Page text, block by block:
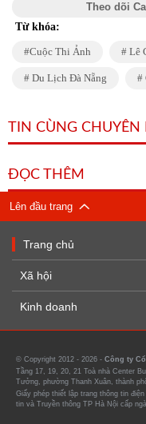
Theo dõi
Từ khóa:
Cuộc Thi Ảnh Lê
Du Lịch Đà Nẵng
TIN CÙNG CHUYÊN
ĐỌC THÊM
Lên đầu trang
Trang chủ
Xã hội
Kinh doanh
© Copyright 2012 - 2026 - Công ty
Tầng 17, 19, 20, 21 Toà nhà Center
Tưởng, phường Thanh Xuân, thành
Giấy phép thiết lập trang thông tin
tin và Truyền thông TP Hà Nội cấp